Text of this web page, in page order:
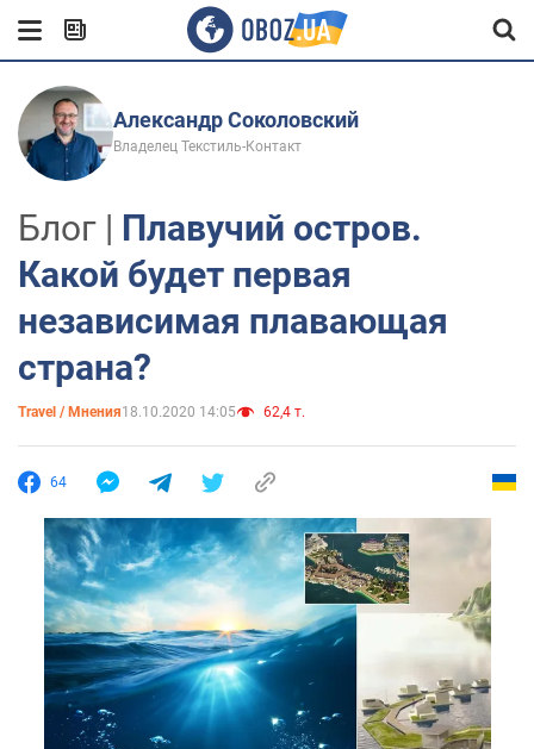
Александр Соколовский
Владелец Текстиль-Контакт
Блог | Плавучий остров.
Какой будет первая
независимая плавающая
страна?
Travel / Мнения18.10.2020 14:05 62,4 т.
64